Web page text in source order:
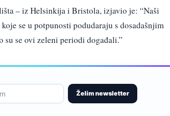
– iz Helsinkija i Bristola, izjavio je: “Naši
se u potpunosti podudaraju s dosadašnjim
se ovi zeleni periodi događali.”
Želim newsletter